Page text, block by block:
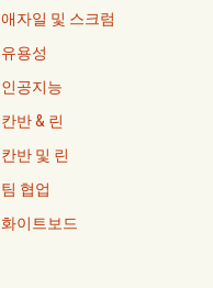
애자일 및 스크럼
유용성
인공지능
칸반 & 린
칸반 및 린
팀 협업
화이트보드